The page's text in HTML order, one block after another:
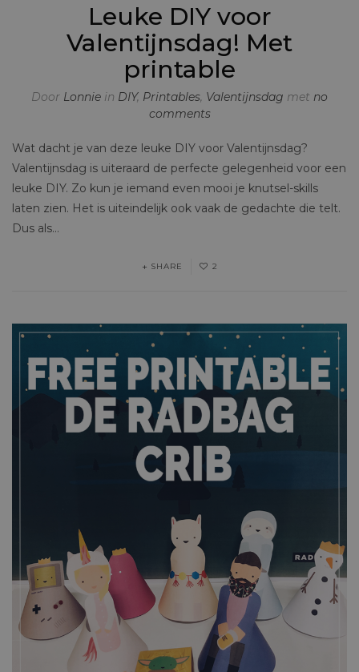
Leuke DIY voor
Valentijnsdag! Met
printable
Door Lonnie in DIY, Printables, Valentijnsdag met no
comments
Wat dacht je van deze leuke DIY voor Valentijnsdag?
Valentijnsdag is uiteraard de perfecte gelegenheid voor een
leuke DIY. Zo kun je iemand even mooi je knutsel-skills
laten zien. Het is uiteindelijk ook vaak de gedachte die telt.
Dus als…
SHARE 2